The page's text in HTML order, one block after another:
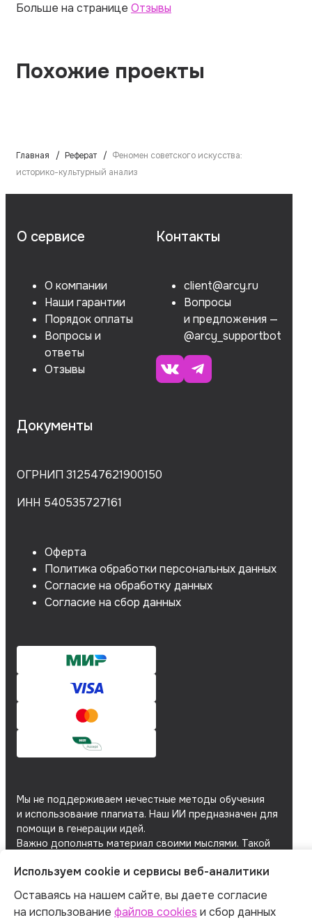
Больше на странице Отзывы
Похожие проекты
Главная Реферат
Феномен советского искусства:
историко-культурный анализ
О сервисе
О компании
Наши гарантии
Порядок оплаты
Вопросы и
ответы
Отзывы
Контакты
client@arcy.ru
Вопросы
и предложения —
@arcy_supportbot
Документы
ОГРНИП 312547621900150
ИНН 540535727161
Оферта
Политика обработки персональных данных
Согласие на обработку данных
Согласие на сбор данных
Мы не поддерживаем нечестные методы обучения
и использование плагиата. Наш ИИ предназначен для
помощи в генерации идей.
Важно дополнять материал своими мыслями. Такой
и академическую честность вашей работы.
Мы используемфайлы cookieисервисы веб-
аналитикидля персонализации сервисов
Используем cookie и сервисы веб-аналитики
Оставаясь на нашем сайте, вы даете согласие
на использование файлов cookies и сбор данных